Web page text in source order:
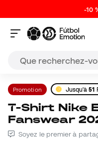
-10
Promotion Jusqu'à51
T-Shirt Nike Enfant PSG
Fanswear
Soyez le premier à